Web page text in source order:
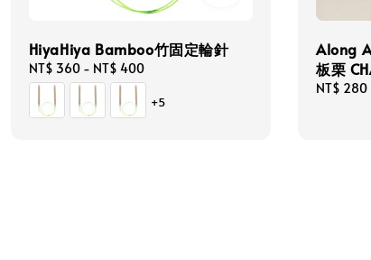
HiyaHiya Bamboo竹固定輪針
Regular
price
NT$ 360- NT$ 400
+5
Along
板栗
Sale
NT$ 280